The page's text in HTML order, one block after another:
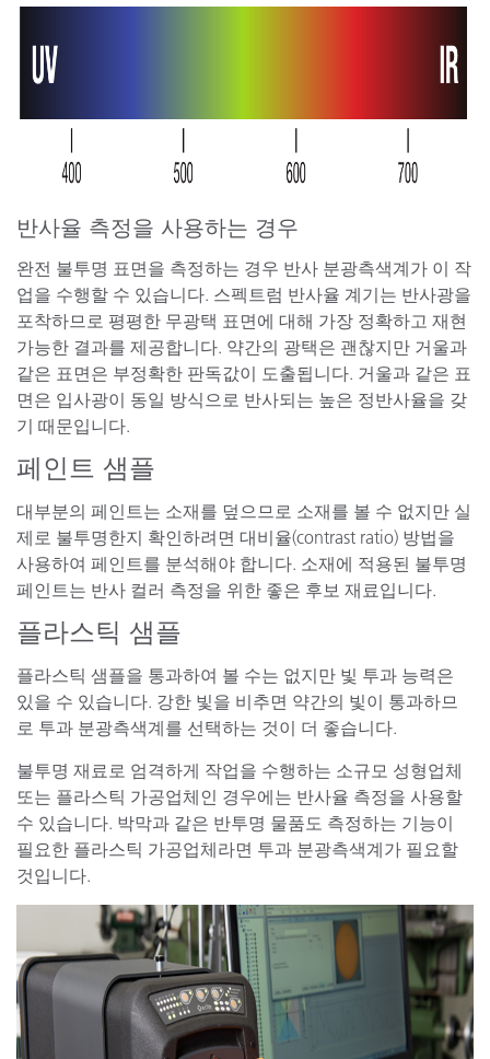
반사율 측정을 사용하는 경우
완전 불투명 표면을 측정하는 경우 반사 분광측색계가 이 작
업을 수행할 수 있습니다. 스펙트럼 반사율 계기는 반사광을
포착하므로 평평한 무광택 표면에 대해 가장 정확하고 재현
가능한 결과를 제공합니다. 약간의 광택은 괜찮지만 거울과
같은 표면은 부정확한 판독값이 도출됩니다. 거울과 같은 표
면은 입사광이 동일 방식으로 반사되는 높은 정반사율을 갖
기 때문입니다.
페인트 샘플
대부분의 페인트는 소재를 덮으므로 소재를 볼 수 없지만 실
제로 불투명한지 확인하려면 대비율(contrast ratio) 방법을
사용하여 페인트를 분석해야 합니다. 소재에 적용된 불투명
페인트는 반사 컬러 측정을 위한 좋은 후보 재료입니다.
플라스틱 샘플
플라스틱 샘플을 통과하여 볼 수는 없지만 빛 투과 능력은
있을 수 있습니다. 강한 빛을 비추면 약간의 빛이 통과하므
로 투과 분광측색계를 선택하는 것이 더 좋습니다.
불투명 재료로 엄격하게 작업을 수행하는 소규모 성형업체
또는 플라스틱 가공업체인 경우에는 반사율 측정을 사용할
수 있습니다. 박막과 같은 반투명 물품도 측정하는 기능이
필요한 플라스틱 가공업체라면 투과 분광측색계가 필요할
것입니다.